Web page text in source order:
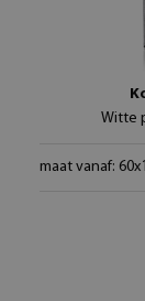
Witte
maat vanaf: